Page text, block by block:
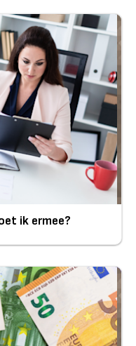
ik ermee?